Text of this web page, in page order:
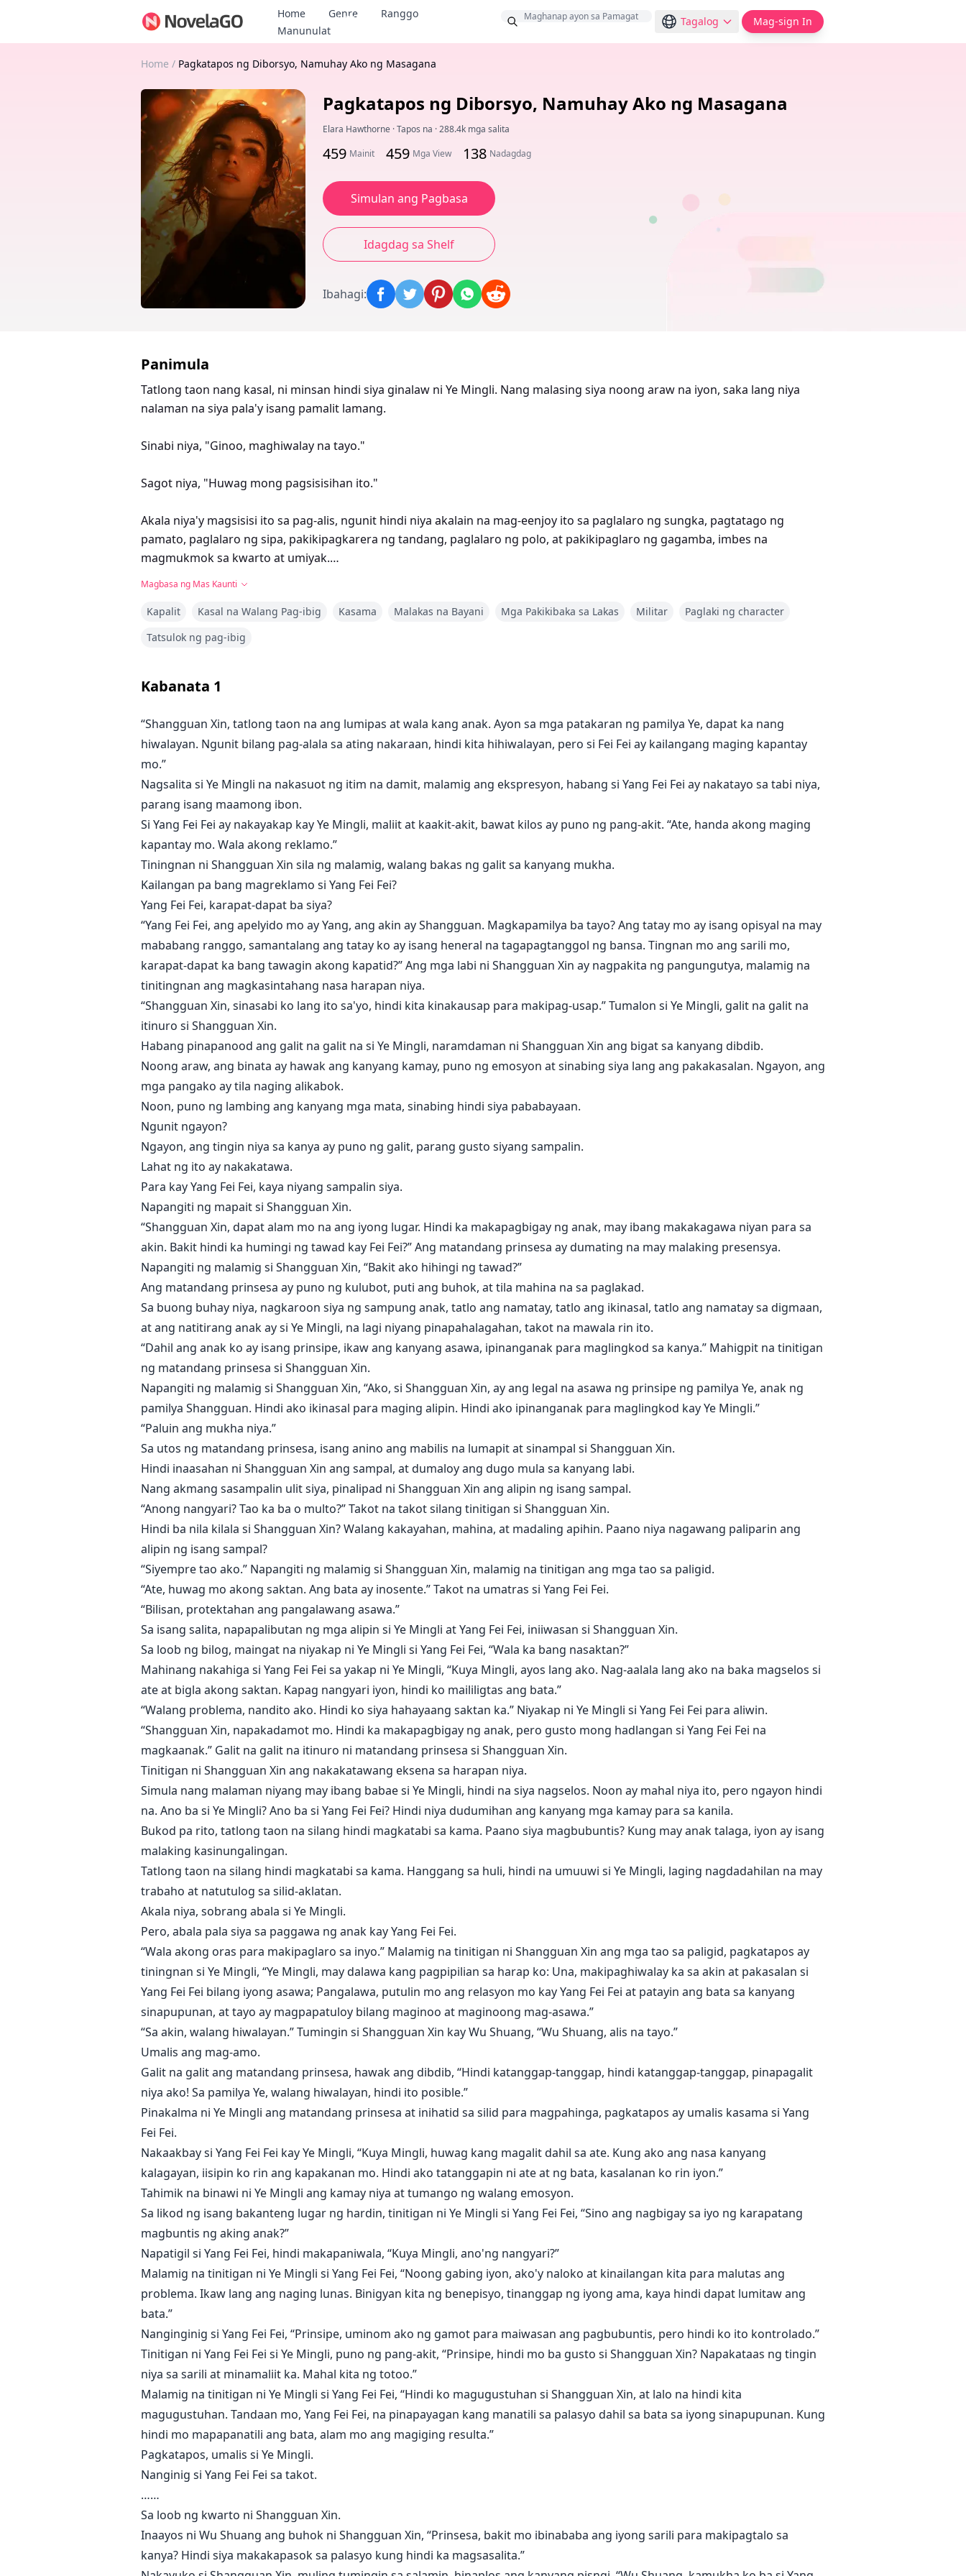
Home Genre
Ranggo
Manunulat
Bonus Tagalog Mag-sign In
Home / Pagkatapos ng Diborsyo, Namuhay Ako ng Masagana
Pagkatapos ng Diborsyo, Namuhay Ako ng Masagana
Elara Hawthorne ·Tapos na ·288.4k mga salita
459 Mainit 459 Mga View 138 Nadagdag
Simulan ang Pagbasa
Idagdag sa Shelf
Ibahagi:
Panimula
Tatlong taon nang kasal, ni minsan hindi siya ginalaw ni Ye Mingli. Nang malasing siya noong araw na iyon, saka lang niya
nalaman na siya pala'y isang pamalit lamang.
Sinabi niya, "Ginoo, maghiwalay na tayo."
Sagot niya, "Huwag mong pagsisisihan ito."
Akala niya'y magsisisi ito sa pag-alis, ngunit hindi niya akalain na mag-eenjoy ito sa paglalaro ng sungka, pagtatago ng
pamato, paglalaro ng sipa, pakikipagkarera ng tandang, paglalaro ng polo, at pakikipaglaro ng gagamba, imbes na
magmukmok sa kwarto at umiyak.
huwag kang sumama sa digmaan para sa iyong ama. Ako na ang bahala sa'yo."
nang parang simoy ng tagsibol, "Ginoo, magpakatino ka. Si Ah Xin ay asawa ko."
Magbasa ng Mas Kaunti
Kapalit Kasal na Walang Pag-ibig Kasama Malakas na Bayani Mga Pakikibaka sa Lakas Militar
Paglaki ng character
Tatsulok ng pag-ibig
Kabanata 1
“Shangguan Xin, tatlong taon na ang lumipas at wala kang anak. Ayon sa mga patakaran ng pamilya Ye, dapat ka nang
hiwalayan. Ngunit bilang pag-alala sa ating nakaraan, hindi kita hihiwalayan, pero si Fei Fei ay kailangang maging kapantay
mo.”
Nagsalita si Ye Mingli na nakasuot ng itim na damit, malamig ang ekspresyon, habang si Yang Fei Fei ay nakatayo sa tabi niya,
parang isang maamong ibon.
Si Yang Fei Fei ay nakayakap kay Ye Mingli, maliit at kaakit-akit, bawat kilos ay puno ng pang-akit. “Ate, handa akong maging
kapantay mo. Wala akong reklamo.”
Tiningnan ni Shangguan Xin sila ng malamig, walang bakas ng galit sa kanyang mukha.
Kailangan pa bang magreklamo si Yang Fei Fei?
Yang Fei Fei, karapat-dapat ba siya?
“Yang Fei Fei, ang apelyido mo ay Yang, ang akin ay Shangguan. Magkapamilya ba tayo? Ang tatay mo ay isang opisyal na may
mababang ranggo, samantalang ang tatay ko ay isang heneral na tagapagtanggol ng bansa. Tingnan mo ang sarili mo,
karapat-dapat ka bang tawagin akong kapatid?” Ang mga labi ni Shangguan Xin ay nagpakita ng pangungutya, malamig na
tinitingnan ang magkasintahang nasa harapan niya.
“Shangguan Xin, sinasabi ko lang ito sa'yo, hindi kita kinakausap para makipag-usap.” Tumalon si Ye Mingli, galit na galit na
itinuro si Shangguan Xin.
Habang pinapanood ang galit na galit na si Ye Mingli, naramdaman ni Shangguan Xin ang bigat sa kanyang dibdib.
Noong araw, ang binata ay hawak ang kanyang kamay, puno ng emosyon at sinabing siya lang ang pakakasalan. Ngayon, ang
mga pangako ay tila naging alikabok.
Noon, puno ng lambing ang kanyang mga mata, sinabing hindi siya pababayaan.
Ngunit ngayon?
Ngayon, ang tingin niya sa kanya ay puno ng galit, parang gusto siyang sampalin.
Lahat ng ito ay nakakatawa.
Para kay Yang Fei Fei, kaya niyang sampalin siya.
Napangiti ng mapait si Shangguan Xin.
“Shangguan Xin, dapat alam mo na ang iyong lugar. Hindi ka makapagbigay ng anak, may ibang makakagawa niyan para sa
akin. Bakit hindi ka humingi ng tawad kay Fei Fei?” Ang matandang prinsesa ay dumating na may malaking presensya.
Napangiti ng malamig si Shangguan Xin, “Bakit ako hihingi ng tawad?”
Ang matandang prinsesa ay puno ng kulubot, puti ang buhok, at tila mahina na sa paglakad.
Sa buong buhay niya, nagkaroon siya ng sampung anak, tatlo ang namatay, tatlo ang ikinasal, tatlo ang namatay sa digmaan,
at ang natitirang anak ay si Ye Mingli, na lagi niyang pinapahalagahan, takot na mawala rin ito.
“Dahil ang anak ko ay isang prinsipe, ikaw ang kanyang asawa, ipinanganak para maglingkod sa kanya.” Mahigpit na tinitigan
ng matandang prinsesa si Shangguan Xin.
Napangiti ng malamig si Shangguan Xin, “Ako, si Shangguan Xin, ay ang legal na asawa ng prinsipe ng pamilya Ye, anak ng
pamilya Shangguan. Hindi ako ikinasal para maging alipin. Hindi ako ipinanganak para maglingkod kay Ye Mingli.”
“Paluin ang mukha niya.”
Sa utos ng matandang prinsesa, isang anino ang mabilis na lumapit at sinampal si Shangguan Xin.
Hindi inaasahan ni Shangguan Xin ang sampal, at dumaloy ang dugo mula sa kanyang labi.
Nang akmang sasampalin ulit siya, pinalipad ni Shangguan Xin ang alipin ng isang sampal.
“Anong nangyari? Tao ka ba o multo?” Takot na takot silang tinitigan si Shangguan Xin.
Hindi ba nila kilala si Shangguan Xin? Walang kakayahan, mahina, at madaling apihin. Paano niya nagawang paliparin ang
alipin ng isang sampal?
“Siyempre tao ako.” Napangiti ng malamig si Shangguan Xin, malamig na tinitigan ang mga tao sa paligid.
“Ate, huwag mo akong saktan. Ang bata ay inosente.” Takot na umatras si Yang Fei Fei.
“Bilisan, protektahan ang pangalawang asawa.”
Sa isang salita, napapalibutan ng mga alipin si Ye Mingli at Yang Fei Fei, iniiwasan si Shangguan Xin.
Sa loob ng bilog, maingat na niyakap ni Ye Mingli si Yang Fei Fei, “Wala ka bang nasaktan?”
Mahinang nakahiga si Yang Fei Fei sa yakap ni Ye Mingli, “Kuya Mingli, ayos lang ako. Nag-aalala lang ako na baka magselos si
ate at bigla akong saktan. Kapag nangyari iyon, hindi ko maililigtas ang bata.”
“Walang problema, nandito ako. Hindi ko siya hahayaang saktan ka.” Niyakap ni Ye Mingli si Yang Fei Fei para aliwin.
“Shangguan Xin, napakadamot mo. Hindi ka makapagbigay ng anak, pero gusto mong hadlangan si Yang Fei Fei na
magkaanak.” Galit na galit na itinuro ni matandang prinsesa si Shangguan Xin.
Tinitigan ni Shangguan Xin ang nakakatawang eksena sa harapan niya.
Simula nang malaman niyang may ibang babae si Ye Mingli, hindi na siya nagselos. Noon ay mahal niya ito, pero ngayon hindi
na. Ano ba si Ye Mingli? Ano ba si Yang Fei Fei? Hindi niya dudumihan ang kanyang mga kamay para sa kanila.
Bukod pa rito, tatlong taon na silang hindi magkatabi sa kama. Paano siya magbubuntis? Kung may anak talaga, iyon ay isang
malaking kasinungalingan.
Tatlong taon na silang hindi magkatabi sa kama. Hanggang sa huli, hindi na umuuwi si Ye Mingli, laging nagdadahilan na may
trabaho at natutulog sa silid-aklatan.
Akala niya, sobrang abala si Ye Mingli.
Pero, abala pala siya sa paggawa ng anak kay Yang Fei Fei.
“Wala akong oras para makipaglaro sa inyo.” Malamig na tinitigan ni Shangguan Xin ang mga tao sa paligid, pagkatapos ay
tiningnan si Ye Mingli, “Ye Mingli, may dalawa kang pagpipilian sa harap ko: Una, makipaghiwalay ka sa akin at pakasalan si
Yang Fei Fei bilang iyong asawa; Pangalawa, putulin mo ang relasyon mo kay Yang Fei Fei at patayin ang bata sa kanyang
sinapupunan, at tayo ay magpapatuloy bilang maginoo at maginoong mag-asawa.”
“Sa akin, walang hiwalayan.” Tumingin si Shangguan Xin kay Wu Shuang, “Wu Shuang, alis na tayo.”
Umalis ang mag-amo.
Galit na galit ang matandang prinsesa, hawak ang dibdib, “Hindi katanggap-tanggap, hindi katanggap-tanggap, pinapagalit
niya ako! Sa pamilya Ye, walang hiwalayan, hindi ito posible.”
Pinakalma ni Ye Mingli ang matandang prinsesa at inihatid sa silid para magpahinga, pagkatapos ay umalis kasama si Yang
Fei Fei.
Nakaakbay si Yang Fei Fei kay Ye Mingli, “Kuya Mingli, huwag kang magalit dahil sa ate. Kung ako ang nasa kanyang
kalagayan, iisipin ko rin ang kapakanan mo. Hindi ako tatanggapin ni ate at ng bata, kasalanan ko rin iyon.”
Tahimik na binawi ni Ye Mingli ang kamay niya at tumango ng walang emosyon.
Sa likod ng isang bakanteng lugar ng hardin, tinitigan ni Ye Mingli si Yang Fei Fei, “Sino ang nagbigay sa iyo ng karapatang
magbuntis ng aking anak?”
Napatigil si Yang Fei Fei, hindi makapaniwala, “Kuya Mingli, ano'ng nangyari?”
Malamig na tinitigan ni Ye Mingli si Yang Fei Fei, “Noong gabing iyon, ako'y naloko at kinailangan kita para malutas ang
problema. Ikaw lang ang naging lunas. Binigyan kita ng benepisyo, tinanggap ng iyong ama, kaya hindi dapat lumitaw ang
bata.”
Nanginginig si Yang Fei Fei, “Prinsipe, uminom ako ng gamot para maiwasan ang pagbubuntis, pero hindi ko ito kontrolado.”
Tinitigan ni Yang Fei Fei si Ye Mingli, puno ng pang-akit, “Prinsipe, hindi mo ba gusto si Shangguan Xin? Napakataas ng tingin
niya sa sarili at minamaliit ka. Mahal kita ng totoo.”
Malamig na tinitigan ni Ye Mingli si Yang Fei Fei, “Hindi ko magugustuhan si Shangguan Xin, at lalo na hindi kita
magugustuhan. Tandaan mo, Yang Fei Fei, na pinapayagan kang manatili sa palasyo dahil sa bata sa iyong sinapupunan. Kung
hindi mo mapapanatili ang bata, alam mo ang magiging resulta.”
Pagkatapos, umalis si Ye Mingli.
Nanginig si Yang Fei Fei sa takot.
……
Sa loob ng kwarto ni Shangguan Xin.
Inaayos ni Wu Shuang ang buhok ni Shangguan Xin, “Prinsesa, bakit mo ibinababa ang iyong sarili para makipagtalo sa
kanya? Hindi siya makakapasok sa palasyo kung hindi ka magsasalita.”